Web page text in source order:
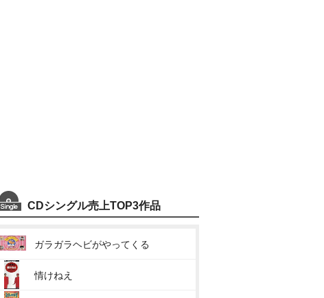
CDシングル売上TOP3作品
ガラガラヘビがやってくる
情けねえ